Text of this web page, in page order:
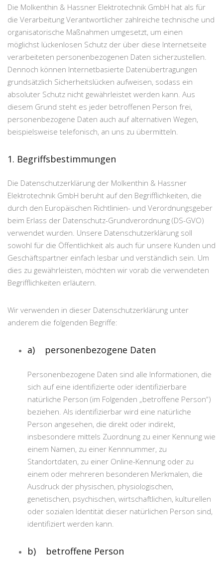
Die Molkenthin & Hassner Elektrotechnik GmbH hat als für
die Verarbeitung Verantwortlicher zahlreiche technische und
organisatorische Maßnahmen umgesetzt, um einen
möglichst lückenlosen Schutz der über diese Internetseite
verarbeiteten personenbezogenen Daten sicherzustellen.
Dennoch können Internetbasierte Datenübertragungen
grundsätzlich Sicherheitslücken aufweisen, sodass ein
absoluter Schutz nicht gewährleistet werden kann. Aus
diesem Grund steht es jeder betroffenen Person frei,
personenbezogene Daten auch auf alternativen Wegen,
beispielsweise telefonisch, an uns zu übermitteln.
1. Begriffsbestimmungen
Die Datenschutzerklärung der Molkenthin & Hassner
Elektrotechnik GmbH beruht auf den Begrifflichkeiten, die
durch den Europäischen Richtlinien- und Verordnungsgeber
beim Erlass der Datenschutz-Grundverordnung (DS-GVO)
verwendet wurden. Unsere Datenschutzerklärung soll
sowohl für die Öffentlichkeit als auch für unsere Kunden und
Geschäftspartner einfach lesbar und verständlich sein. Um
dies zu gewährleisten, möchten wir vorab die verwendeten
Begrifflichkeiten erläutern.
Wir verwenden in dieser Datenschutzerklärung unter
anderem die folgenden Begriffe:
a) personenbezogene Daten
Personenbezogene Daten sind alle Informationen, die
sich auf eine identifizierte oder identifizierbare
natürliche Person (im Folgenden „betroffene Person“)
beziehen. Als identifizierbar wird eine natürliche
Person angesehen, die direkt oder indirekt,
insbesondere mittels Zuordnung zu einer Kennung wie
einem Namen, zu einer Kennnummer, zu
Standortdaten, zu einer Online-Kennung oder zu
einem oder mehreren besonderen Merkmalen, die
Ausdruck der physischen, physiologischen,
genetischen, psychischen, wirtschaftlichen, kulturellen
oder sozialen Identität dieser natürlichen Person sind,
identifiziert werden kann.
b) betroffene Person